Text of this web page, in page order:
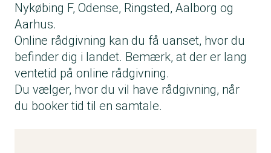
Nykøbing F, Odense, Ringsted, Aalborg og
Aarhus.
Online rådgivning kan du få uanset, hvor du
befinder dig i landet. Bemærk, at der er lang
ventetid på online rådgivning.
Du vælger, hvor du vil have rådgivning, når
du booker tid til en samtale.